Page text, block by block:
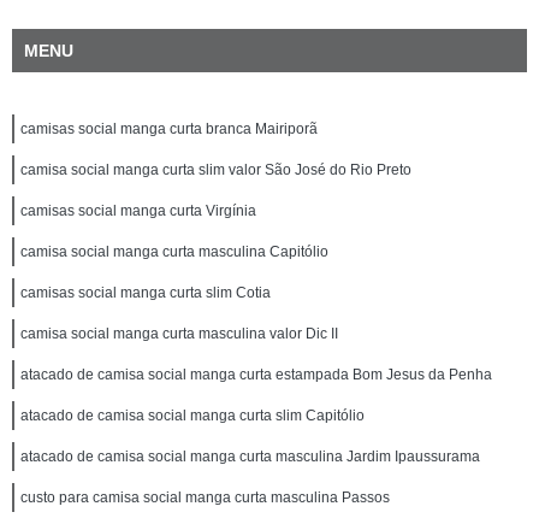
MENU
camisas social manga curta branca Mairiporã
camisa social manga curta slim valor São José do Rio Preto
camisas social manga curta Virgínia
camisa social manga curta masculina Capitólio
camisas social manga curta slim Cotia
camisa social manga curta masculina valor Dic II
atacado de camisa social manga curta estampada Bom Jesus da Penha
atacado de camisa social manga curta slim Capitólio
atacado de camisa social manga curta masculina Jardim Ipaussurama
custo para camisa social manga curta masculina Passos